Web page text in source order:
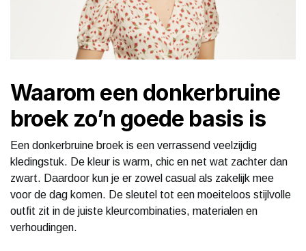
Waarom een donkerbruine
broek zo’n goede basis is
Een donkerbruine broek is een verrassend veelzijdig
kledingstuk. De kleur is warm, chic en net wat zachter dan
zwart. Daardoor kun je er zowel casual als zakelijk mee
voor de dag komen. De sleutel tot een moeiteloos stijlvolle
outfit zit in de juiste kleurcombinaties, materialen en
verhoudingen.